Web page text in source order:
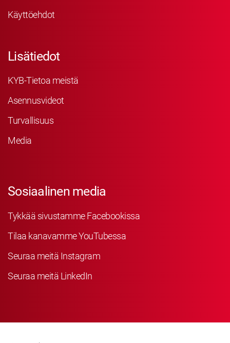
Käyttöehdot
Lisätiedot
KYB-Tietoa meistä
Asennusvideot
Turvallisuus
Media
Sosiaalinen media
Tykkää sivustamme Facebookissa
Tilaa kanavamme YouTubessa
Seuraa meitä Instagram
Seuraa meitä LinkedIn